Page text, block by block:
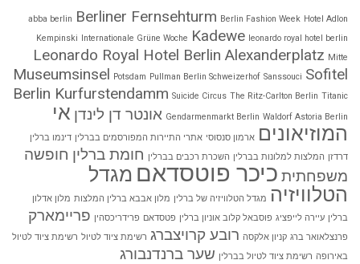
abba berlin Berliner Fernsehturm Berlin Fashion Week Hotel Adlon
Kempinski Internationale Grüne Woche Kadewe leonardo royal hotel berlin
Leonardo Royal Hotel Berlin Alexanderplatz Mitte
Museumsinsel Potsdam Pullman Berlin Schweizerhof Sanssouci Sofitel
Berlin Kurfurstendamm Suicide Circus The Ritz-Carlton Berlin Titanic
Gendarmenmarkt Berlin Waldorf Astoria Berlin אונטר דן לינדן אי
המוזיאונים ארמון סנסוסי אתרי התיירות המפורסמים בברלין דינמו ברלין
דרדזן המלצות למלונות בברלין השכרת רכבים בברלין חומת ברלין חופשה
משפחתית כיכר פוטסדאם מגדל
הטלוויזיה מגדל הטלוויזיה של ברלין מלון אבבא ברלין המלצות מלון אדלון
ברלין עיירה לייפציג פוסבאל קלוב אוניון ברלין פטסדאם פרידריכסהין פריימארק
פרנצלאואר ברג קניון אלקסה רובע קרויצברג רשימת ציוד לטיול רשימת ציוד לטיול
באירופה רשימת ציוד לטיול בברלין שער ברנדנבורג